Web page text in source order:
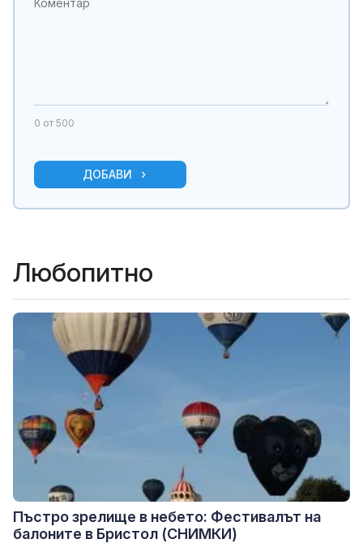
0 от 500
ДОБАВИ
Любопитно
Пъстро зрелище в небето: Фестивалът на
балоните в Бристол (СНИМКИ)